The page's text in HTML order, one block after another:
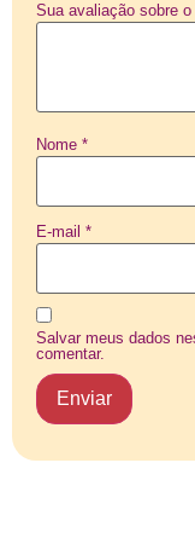
Sua avaliação sobre o
Nome *
E-mail *
Salvar meus dados
comentar.